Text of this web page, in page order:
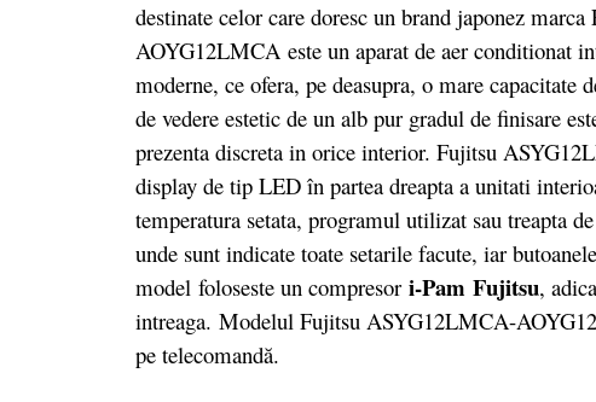
destinate celor care doresc un brand japonez
AOYG12LMCA este un aparat de aer conditionat
moderne, ce ofera, pe deasupra, o mare
de vedere estetic de un alb pur gradul de finisare
prezenta discreta in orice interior. Fujitsu
display de tip LED în partea dreapta a unitati
temperatura setata, programul utilizat sau treapta
unde sunt indicate toate setarile facute, iar
model foloseste un compresor i-Pam Fujitsu,
intreaga. Modelul Fujitsu ASYG12LMCA-
pe telecomandă.